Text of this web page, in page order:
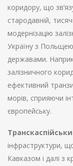
коридору, що
стародавній,
модернізацію
Україну з
державами.
залізничного
ефективний
морів, сприяючи
європейську.
інфраструктури,
Кавказом і далі з